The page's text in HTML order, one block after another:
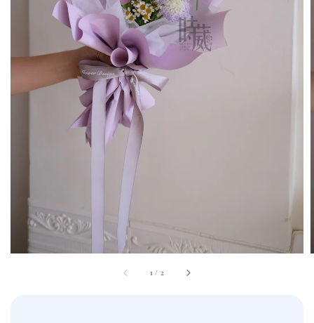
1 / 2